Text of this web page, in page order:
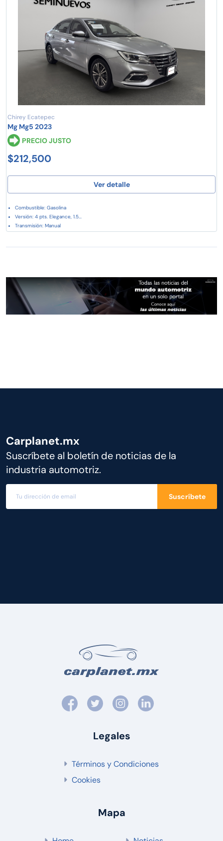
Chirey Ecatepec
Mg Mg5 2023
PRECIO JUSTO
$212,500
Ver detalle
Combustible: Gasolina
Versión: 4 pts. Elegance, 1.5...
Transmisión: Manual
Carplanet.mx
Suscríbete al boletín de noticias de la
industria automotriz.
Suscríbete
Legales
Términos y Condiciones
Cookies
Mapa